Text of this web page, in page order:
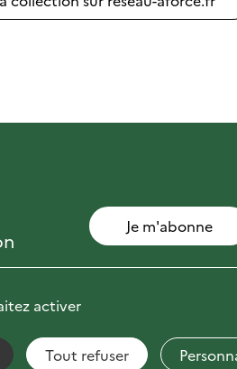
Je m'abonne
Fils RSS Mentions
activer
Tout refuser